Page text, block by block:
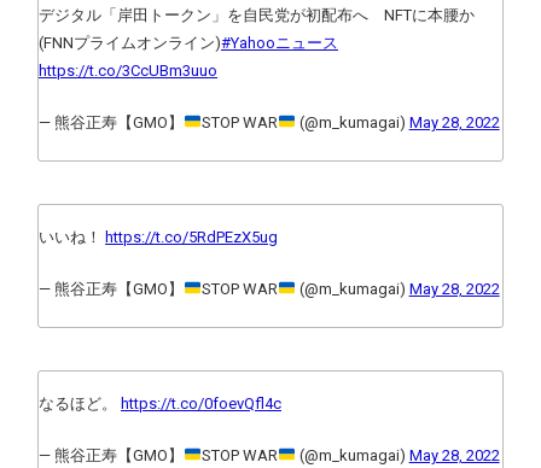
デジタル「岸田トークン」を自民党が初配布へ NFTに本腰か
(FNNプライムオンライン)#Yahooニュース
https://t.co/3CcUBm3uuo
— 熊谷正寿【GMO】 STOP WAR (@m_kumagai) May 28, 2022
いいね！ https://t.co/5RdPEzX5ug
— 熊谷正寿【GMO】 STOP WAR (@m_kumagai) May 28, 2022
なるほど。 https://t.co/0foevQfl4c
— 熊谷正寿【GMO】 STOP WAR (@m_kumagai) May 28, 2022